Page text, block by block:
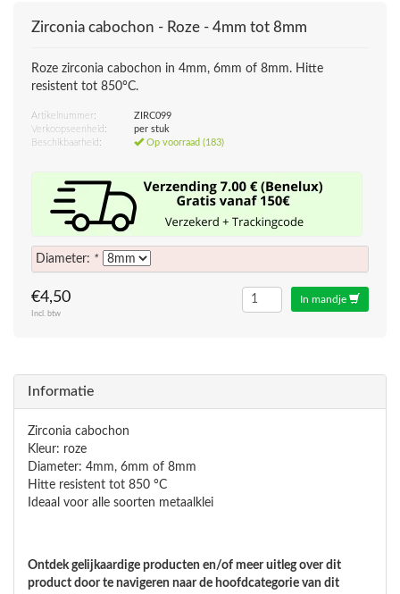
Zirconia cabochon - Roze - 4mm tot 8mm
Roze zirconia cabochon in 4mm, 6mm of 8mm. Hitte
resistent tot 850°C.
Artikelnummer:
ZIRC099
Verkoopseenheid:
per stuk
Beschikbaarheid:
Op voorraad (183)
Diameter: *
€4,50
Incl. btw
In mandje
Informatie
Zirconia cabochon
Kleur: roze
Diameter: 4mm, 6mm of 8mm
Hitte resistent tot 850 °C
Ideaal voor alle soorten metaalklei
Ontdek gelijkaardige producten en/of meer uitleg over dit
product door te navigeren naar de hoofdcategorie van dit